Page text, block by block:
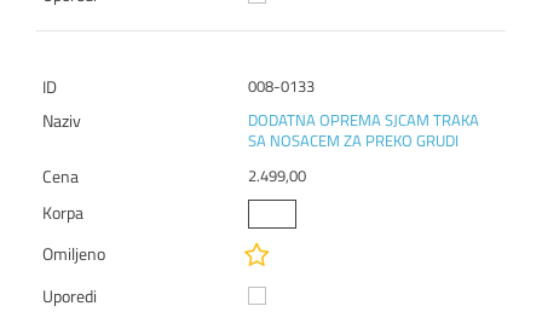
008-0133
DODATNA OPREMA SJCAM TRAKA
SA NOSACEM ZA PREKO GRUDI
2.499,00